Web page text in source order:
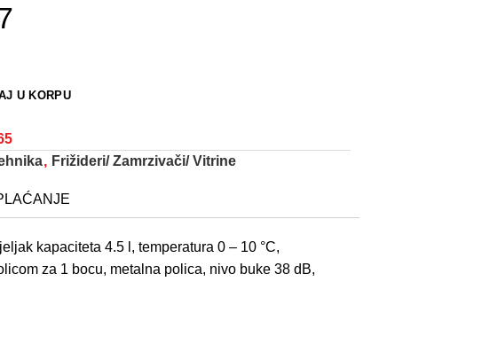
U KORPU
, Frižideri/ Zamrzivači/ Vitrine
kapaciteta 4.5 l, temperatura 0 – 10 °C,
za 1 bocu, metalna polica, nivo buke 38 dB,